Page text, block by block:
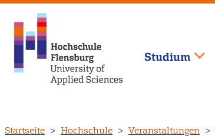
zum
Studium
Startseite Hochschule Veranstaltungen